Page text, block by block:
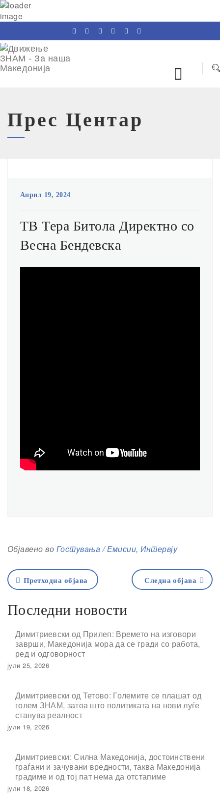
Прес Центар
Април 19, 2024
ТВ Тера Битола Директно со
Весна Бендевска
Објавено во Гостувања / Емисии,Интервју
Претходна објава Следна објава
Последни новости
Димитриевски од Прилеп: Времето на изговори
заврши, Македонија мора да се гради со работа,
ред и одговорност
јули 25, 2026
Димитриевски од Тетово: Големите се плашат од
голем ЗНАМ, затоа што политиката на нови луѓе
станува реалност
јули 19, 2026
Димитриевски: Силна Македонија, достоинствени
граѓани и зачувани вредности, таква Македонија
градиме и од тој пат нема да отстапиме
јули 18, 2026